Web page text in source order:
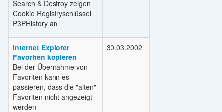
Search & Destroy zeigen
Cookie Registryschlüssel
P3PHistory an
Internet Explorer
Favoriten kopieren
Bei der Übernahme von
Favoriten kann es
passieren, dass die "alten"
Favoriten nicht angezeigt
werden
30.03.2002